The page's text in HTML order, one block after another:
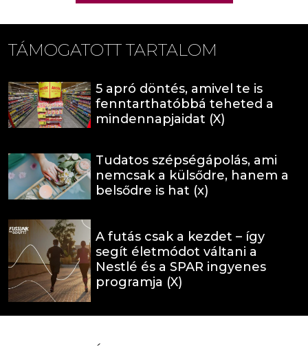
TÁMOGATOTT TARTALOM
5 apró döntés, amivel te is
fenntarthatóbbá teheted a
mindennapjaidat (X)
Tudatos szépségápolás, ami
nemcsak a külsődre, hanem a
belsődre is hat (x)
A futás csak a kezdet – így
segít életmódot váltani a
Nestlé és a SPAR ingyenes
programja (X)